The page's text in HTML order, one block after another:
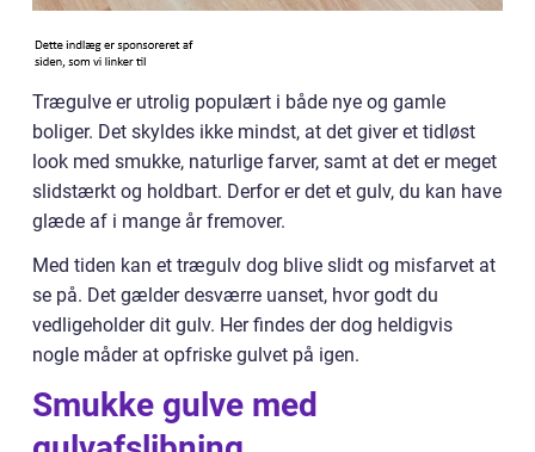
Trægulve er utrolig populært i både nye og gamle
boliger. Det skyldes ikke mindst, at det giver et tidløst
look med smukke, naturlige farver, samt at det er meget
slidstærkt og holdbart. Derfor er det et gulv, du kan have
glæde af i mange år fremover.
Med tiden kan et trægulv dog blive slidt og misfarvet at
se på. Det gælder desværre uanset, hvor godt du
vedligeholder dit gulv. Her findes der dog heldigvis
nogle måder at opfriske gulvet på igen.
Smukke gulve med